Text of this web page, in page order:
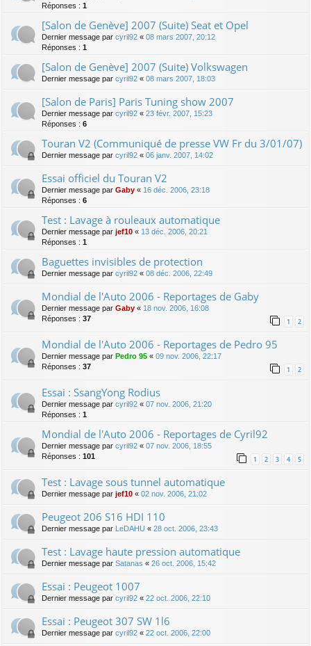
Réponses : 1
[Salon de Genève] 2007 (Suite) Seat et Opel
Dernier message par cyril92 « 08 mars 2007, 20:12
Réponses : 1
[Salon de Genève] 2007 (Suite) Volkswagen
Dernier message par cyril92 « 08 mars 2007, 18:03
[Salon de Paris] Paris Tuning show 2007
Dernier message par cyril92 « 23 févr. 2007, 15:23
Réponses : 6
Touran V2 (Communiqué de presse VW Fr du 3/01/07)
Dernier message par cyril92 « 06 janv. 2007, 14:02
Essai officiel du Touran V2
Dernier message par Gaby « 16 déc. 2006, 23:18
Réponses : 6
Test : Lavage à rouleaux automatique
Dernier message par jef10 « 13 déc. 2006, 20:21
Réponses : 1
Baguettes invisibles de protection
Dernier message par cyril92 « 08 déc. 2006, 22:49
Mondial de l'Auto 2006 - Reportages de Gaby
Dernier message par Gaby « 18 nov. 2006, 16:08
Réponses : 37 1 2
Mondial de l'Auto 2006 - Reportages de Pedro 95
Dernier message par Pedro 95 « 09 nov. 2006, 22:17
Réponses : 37 1 2
Essai : SsangYong Rodius
Dernier message par cyril92 « 07 nov. 2006, 21:20
Réponses : 1
Mondial de l'Auto 2006 - Reportages de Cyril92
Dernier message par cyril92 « 07 nov. 2006, 18:55
Réponses : 101 1 2 3 4 5
Test : Lavage sous tunnel automatique
Dernier message par jef10 « 02 nov. 2006, 21:02
Peugeot 206 S16 HDI 110
Dernier message par LeDAHU « 28 oct. 2006, 23:43
Test : Lavage haute pression automatique
Dernier message par Satanas « 26 oct. 2006, 15:42
Essai : Peugeot 1007
Dernier message par cyril92 « 22 oct. 2006, 22:10
Essai : Peugeot 307 SW 1l6
Dernier message par cyril92 « 22 oct. 2006, 22:00